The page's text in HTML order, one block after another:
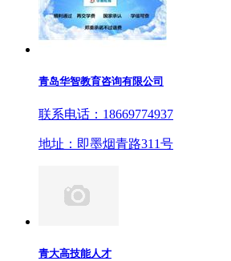
青岛华智教育咨询有限公司
联系电话：18669774937
地址：即墨烟青路311号
青大高技能人才